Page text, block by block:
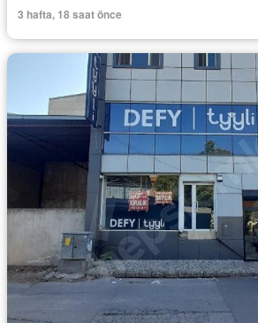
3 hafta, 18 saat önce